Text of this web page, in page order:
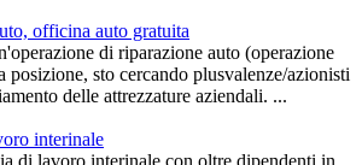
officina auto gratuita
di riparazione auto (operazione
posizione, sto cercando plusvalenze/azionisti
delle attrezzature aziendali. ...
interinale
di lavoro interinale con oltre dipendenti in